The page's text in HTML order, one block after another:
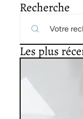
Recherche
Les plus